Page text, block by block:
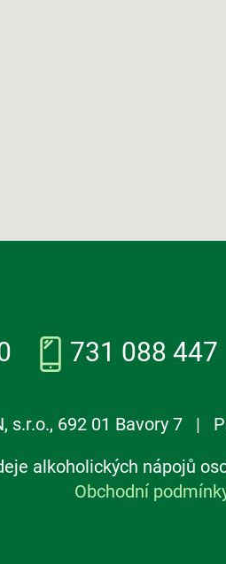
731 088 447
s.r.o., 692 01 Bavory 7 |
alkoholických nápojů
Obchodní